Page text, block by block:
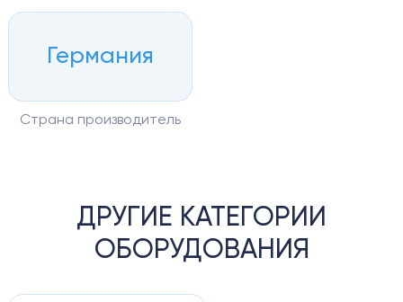
Германия
Страна производитель
ДРУГИЕ КАТЕГОРИИ
ОБОРУДОВАНИЯ